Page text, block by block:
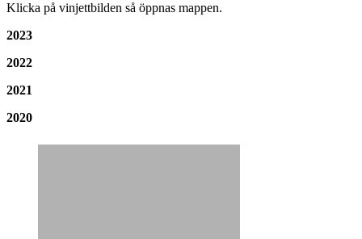
Klicka på vinjettbilden så öppnas mappen.
2023
2022
2021
2020